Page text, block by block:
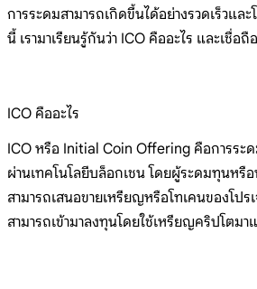
การระดมสามารถเกิดขึ้นได้อย่างรวดเร็วแล
นี้ เรามาเรียนรู้กันว่า ICO คืออะไร และเชื่อถื
ICO คืออะไร
ICO หรือ Initial Coin Offering คือการร
ผ่านเทคโนโลยีบล็อกเชน โดยผู้ระดมทุนหรื
สามารถเสนอขายเหรียญหรือโทเคนของโป
สามารถเข้ามาลงทุนโดยใช้เหรียญคริปโตมา